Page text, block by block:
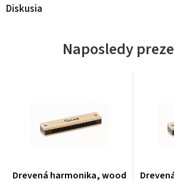
Diskusia
Naposledy
Drevená harmonika, wood